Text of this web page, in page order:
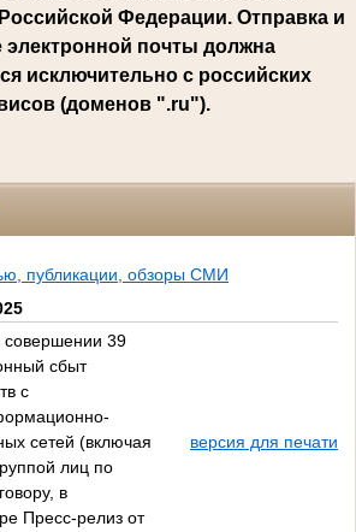
Федерации. Отправка и
электронной почты должна
исключительно с российских
(доменов ".ru").
публикации, обзоры СМИ
39
сбыт
с
сетей (включая
лиц по
в
Пресс-релиз от
версия для печати